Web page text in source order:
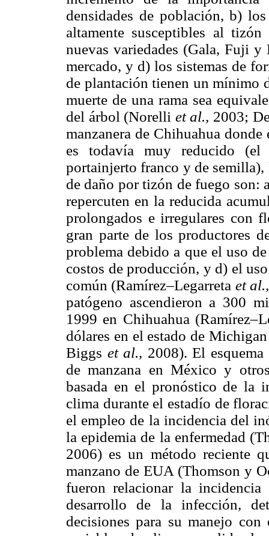
densidades de población, b)
altamente susceptibles al
nuevas variedades (Gala, Fuji y
mercado, y d) los sistemas de
de plantación tienen un mínimo
muerte de una rama sea
del árbol (Norelli et al., 2003;
manzanera de Chihuahua
es todavía muy reducido (el
portainjerto franco y de semilla),
de daño por tizón de fuego son:
repercuten en la reducida
prolongados e irregulares con
gran parte de los productores
problema debido a que el uso
costos de producción, y d) el
común (Ramírez–Legarreta et
patógeno ascendieron a 300
1999 en Chihuahua
dólares en el estado de
Biggs et al., 2008). El
de manzana en México y
basada en el pronóstico de la
clima durante el estadío de
el empleo de la incidencia del
la epidemia de la enfermedad
2006) es un método reciente
manzano de EUA (Thomson y
fueron relacionar la
desarrollo de la infección,
decisiones para su manejo